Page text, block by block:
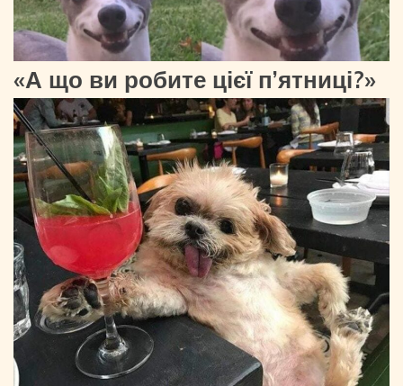
«А що ви робите цієї п’ятниці?»